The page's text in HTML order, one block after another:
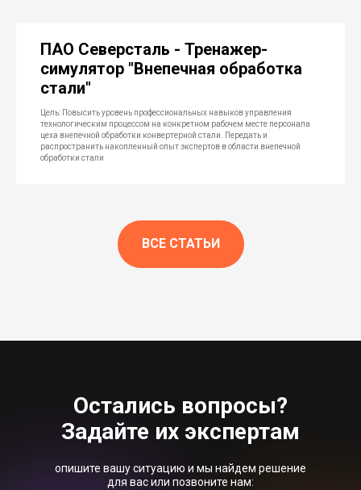
ПАО Северсталь - Тренажер-
симулятор "Внепечная обработка
стали"
Цель: Повысить уровень профессиональных навыков управления
технологическим процессом на конкретном рабочем месте персонала
цеха внепечной обработки конвертерной стали. Передать и
распространить накопленный опыт экспертов в области внепечной
обработки стали
ВСЕ СТАТЬИ
Остались вопросы?
Задайте их экспертам
опишите вашу ситуацию и мы найдем решение
для вас или позвоните нам: